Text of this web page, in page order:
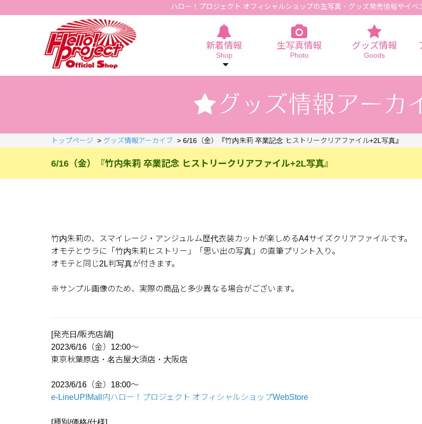
ハロー！プロジェクト オフィシャルショップの生写真 ・グッズ発売情報やイベ
新着情報
Shop
生写真情報
Photo
グッズ情報
Goods
トップページ > グッズ情報アーカイブ > 6/16（金）『竹内朱莉 卒業記念 ヒストリークリアファイル+2L写真』
6/16（金）『竹内朱莉 卒業記念 ヒストリークリアファイル+2L写真』
竹内朱莉の、スマイレージ・アンジュルム歴代衣装カットが楽しめるA4サイズクリアファイルです。
オモテとウラに「竹内朱莉ヒストリー」「思い出の写真」の直筆プリント入り。
オモテと同じ2L判写真が付きます。
※サンプル画像のため、実際の商品と多少異なる場合がございます。
[発売日/販売店舗]
2023/6/16（金）12:00～
東京秋葉原店・名古屋大須店・大阪店
2023/6/16（金）18:00～
e-LineUP!Mall内ハロー！プロジェクト オフィシャルショップWebStore